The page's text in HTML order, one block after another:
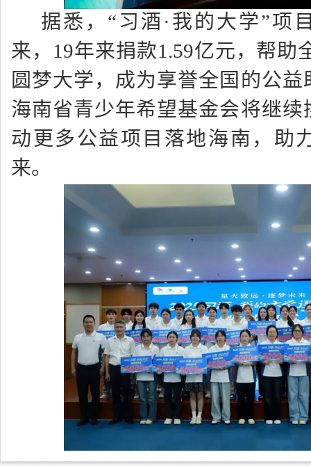
据悉， “ 习酒 · 我的大学”项
来，19年来捐款1.59亿元，帮助
圆梦大学，成为享誉全国的公
海南省青少年希望基金会将继续
动更多公益项目落地海南，助
来。